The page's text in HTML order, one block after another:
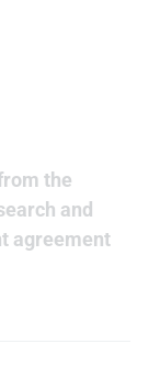
the
and
agreement